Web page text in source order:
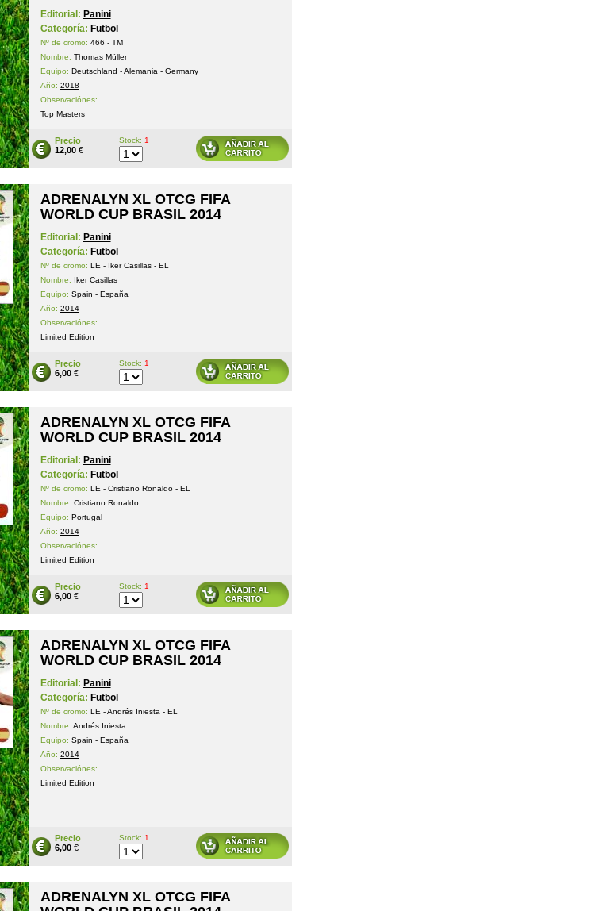
Editorial: Panini
Categoría: Futbol
Nº de cromo: 466 - TM
Nombre: Thomas Müller
Equipo: Deutschland - Alemania - Germany
Año: 2018
Observaciónes:
Top Masters
Precio
12,00€
Stock: 1
ADRENALYN XL OTCG FIFA
WORLD CUP BRASIL 2014
Editorial: Panini
Categoría: Futbol
Nº de cromo: LE - Iker Casillas - EL
Nombre: Iker Casillas
Equipo: Spain - España
Año: 2014
Observaciónes:
Limited Edition
Precio
6,00€
Stock: 1
ADRENALYN XL OTCG FIFA
WORLD CUP BRASIL 2014
Editorial: Panini
Categoría: Futbol
Nº de cromo: LE - Cristiano Ronaldo - EL
Nombre: Cristiano Ronaldo
Equipo: Portugal
Año: 2014
Observaciónes:
Limited Edition
Precio
6,00€
Stock: 1
ADRENALYN XL OTCG FIFA
WORLD CUP BRASIL 2014
Editorial: Panini
Categoría: Futbol
Nº de cromo: LE - Andrés Iniesta - EL
Nombre: Andrés Iniesta
Equipo: Spain - España
Año: 2014
Observaciónes:
Limited Edition
Precio
6,00€
Stock: 1
ADRENALYN XL OTCG FIFA